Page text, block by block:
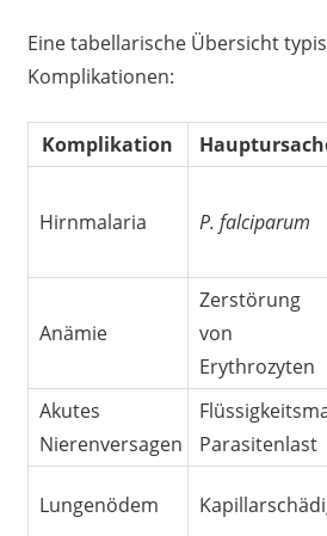
Eine tabellarische Übersicht
Komplikationen:
Komplikation
Hirnmalaria P. falciparum
Anämie
Zerstörung
von
Erythrozyten
Akutes
Nierenversagen
Parasitenlast
Lungenödem